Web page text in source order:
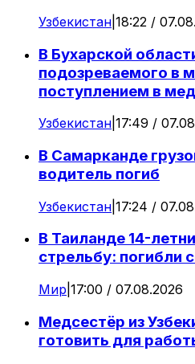
Узбекистан 18:22 /
В Бухарской
подозреваемого в
поступлением в
Узбекистан 17:49 /
В Самарканде
водитель погиб
Узбекистан 17:24 /
В Таиланде 14-
стрельбу: погибли
Мир 17:00 / 07.08.2026
Медсестёр из
готовить для